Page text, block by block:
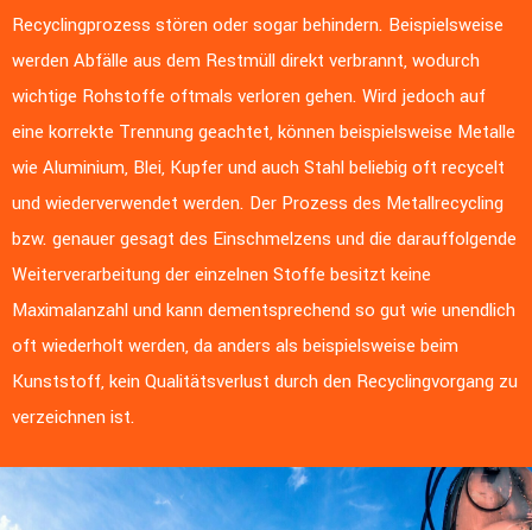
Recyclingprozess stören oder sogar behindern. Beispielsweise
werden Abfälle aus dem Restmüll direkt verbrannt, wodurch
wichtige Rohstoffe oftmals verloren gehen. Wird jedoch auf
eine korrekte Trennung geachtet, können beispielsweise Metalle
wie Aluminium, Blei, Kupfer und auch Stahl beliebig oft recycelt
und wiederverwendet werden. Der Prozess des Metallrecycling
bzw. genauer gesagt des Einschmelzens und die darauffolgende
Weiterverarbeitung der einzelnen Stoffe besitzt keine
Maximalanzahl und kann dementsprechend so gut wie unendlich
oft wiederholt werden, da anders als beispielsweise beim
Kunststoff, kein Qualitätsverlust durch den Recyclingvorgang zu
verzeichnen ist.